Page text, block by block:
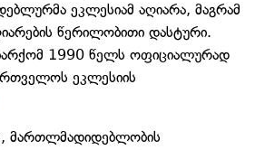
ეკლესიამ აღიარა, მაგრამ
წერილობითი დასტური.
1990 წელს ოფიციალურად
ეკლესიის
მართლმადიდებლობის